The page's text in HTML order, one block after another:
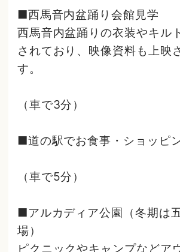
■西馬音内盆踊り会館見学
西馬音内盆踊りの衣装やキル
されており、映像資料も上映
す。
（車で3分）
■道の駅でお食事・ショッピ
（車で5分）
■アルカディア公園（冬期は
場）
ピクニックやキャンプなどア